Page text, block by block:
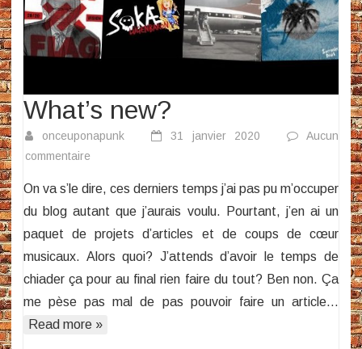
What’s new?
onceuponapunk 31 janvier 2020
Aucun
commentaire
new?
On va s’le dire, ces derniers temps j’ai pas pu m’occuper
du blog autant que j’aurais voulu. Pourtant, j’en ai un
paquet de projets d’articles et de coups de cœur
musicaux. Alors quoi? J’attends d’avoir le temps de
chiader ça pour au final rien faire du tout? Ben non. Ça
me pèse pas mal de pas pouvoir faire un article…
Read more »